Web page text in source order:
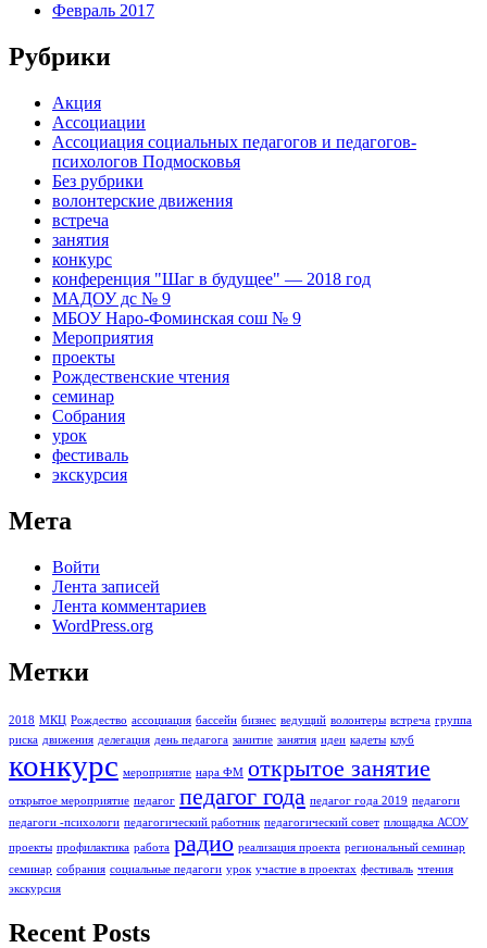
Февраль 2017
Рубрики
Акция
Ассоциации
Ассоциация социальных педагогов и педагогов-
психологов Подмосковья
Без рубрики
волонтерские движения
встреча
занятия
конкурс
конференция "Шаг в будущее" — 2018 год
МАДОУ дс № 9
МБОУ Наро-Фоминская сош № 9
Мероприятия
проекты
Рождественские чтения
семинар
Собрания
урок
фестиваль
экскурсия
Мета
Войти
Лента записей
Лента комментариев
WordPress.org
Метки
2018 МКЦ Рождество ассоциация бассейн бизнес ведущий волонтеры встреча группа
риска движения делегация день педагога занитие занятия идеи кадеты клуб
конкурс мероприятие нара ФМ открытое занятие
открытое мероприятие педагог педагог года педагог года 2019 педагоги
педагоги -психологи педагогический работник педагогический совет площадка АСОУ
проекты профилактика работа радио реализация проекта региональный семинар
семинар собрания социальные педагоги урок участие в проектах фестиваль чтения
экскурсия
Recent Posts